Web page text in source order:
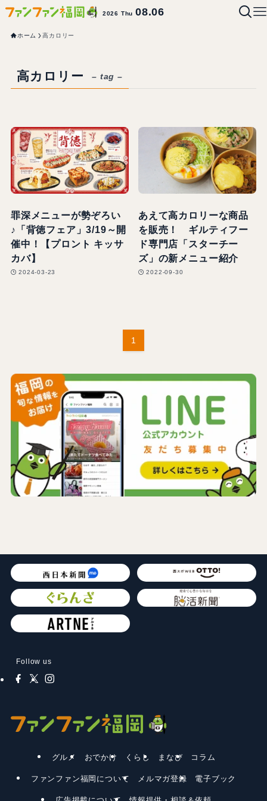
2026 Thu08.06
ホーム 高カロリー
高カロリー – tag –
罪深メニューが勢ぞろい
♪「背徳フェア」3/19～開
催中！【プロント キッサ
カバ】
2024-03-23
あえて高カロリーな商品
を販売！ ギルティフー
ド専門店「スターチー
ズ」の新メニュー紹介
2022-09-30
1
Follow us
グルメ おでかけ くらし まなび コラム
ファンファン福岡について メルマガ登録 電子ブック